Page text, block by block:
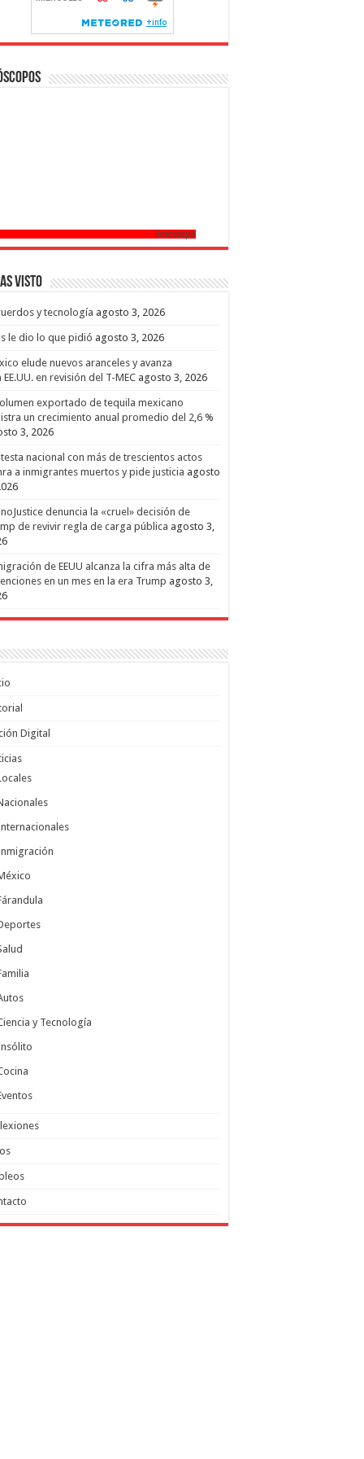
Horoscopo
Visto
y tecnología agosto 3, 2026
le dio lo que pidió agosto 3, 2026
elude nuevos aranceles y avanza
EE.UU. en revisión del T-MEC agosto 3, 2026
exportado de tequila mexicano
un crecimiento anual promedio del 2,6 %
3, 2026
nacional con más de trescientos actos
a inmigrantes muertos y pide justicia agosto
denuncia la «cruel» decisión de
de revivir regla de carga pública agosto 3,
de EEUU alcanza la cifra más alta de
en un mes en la era Trump agosto 3,
Digital
y Tecnología